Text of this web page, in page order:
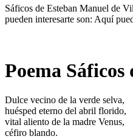
Sáficos de Esteban Manuel de
pueden interesarte son: Aquí
Poema
Dulce vecino de la verde selva,
huésped eterno del abril florido,
vital aliento de la madre Venus,
céfiro blando.